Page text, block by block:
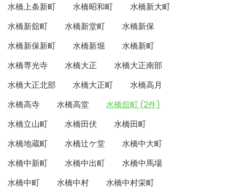
水橋上条新町
水橋昭和町
水橋新大町
水橋新舘町
水橋新堂町
水橋新保
水橋新保新町
水橋新堀
水橋新町
水橋専光寺
水橋大正
水橋大正南部
水橋大正北部
水橋大正町
水橋高月
水橋高寺
水橋高堂
水橋舘町 (2件)
水橋立山町
水橋田伏
水橋田町
水橋地蔵町
水橋辻ケ堂
水橋中大町
水橋中新町
水橋中出町
水橋中馬場
水橋中町
水橋中村
水橋中村栄町